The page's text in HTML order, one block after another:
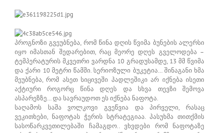
პროგნოზი გვეუბნება, რომ წინა დღის წვიმა ბუნების ალერსი
იყო იმასთან შედარებით, რაც მეორე დღეს გველოდება –
ტემპერატურის მკვეთრი ვარდნა 10 გრადუსამდე, 13 მმ წვიმა
და ქარი 10 მეტრი წამში. სერიოზული ბუკეტია… შინაგანი ხმა
მეუბნება, რომ ასეთ სიცივეში პადლეშიკი არ იქნება ისეთი
აქტიური როგორც წინა დღეს და სხვა თევზი შემოვა
ასპარეზზე… და სავრაუდოთ ეს იქნება ნაფოტა.
საღამოს საშა ვოლკოვი გვეწვია და პირველი, რასაც
ვეკითხები, ნაფოტას ჭერის სტრატეგიაა. პასუხმა თითქმის
სასოწარკვეთილებაში ჩამაგდო.. ვხვდები რომ ნაფოტაზე